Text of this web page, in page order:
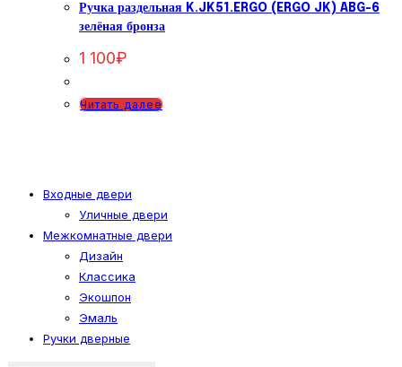
Ручка раздельная K.JK51.ERGO (ERGO JK) ABG-6
зелёная бронза
1 100₽
Читать далее
Входные двери
Уличные двери
Межкомнатные двери
Дизайн
Классика
Экошпон
Эмаль
Ручки дверные